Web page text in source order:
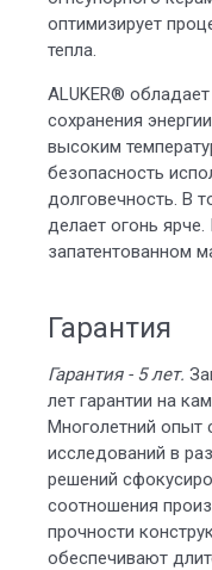
оптимизирует
тепла.
ALUKER®
сохранения
высоким
безопасность
долговечность. В
делает огонь
запатентованном
Гарантия
Гарантия - 5 лет.
лет гарантии на
Многолетний опыт
исследований в
решений
соотношения
прочности
обеспечивают